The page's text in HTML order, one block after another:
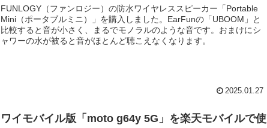
FUNLOGY（ファンロジー）の防水ワイヤレススピーカー「Portable
Mini（ポータブルミニ）」を購入しました。EarFunの「UBOOM」と
比較すると音が小さく、まるでモノラルのような音です。おまけにシ
ャワーの水が被ると音がほとんど聴こえなくなります。
2025.01.27
ワイモバイル版「moto g64y 5G」を楽天モバイルで使